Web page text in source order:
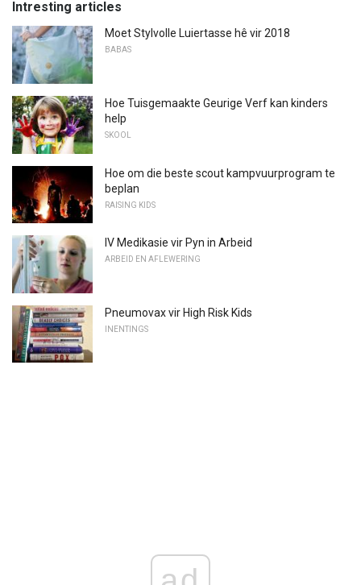
Intresting articles
Moet Stylvolle Luiertasse hê vir 2018
BABAS
Hoe Tuisgemaakte Geurige Verf kan kinders
help
SKOOL
Hoe om die beste scout kampvuurprogram te
beplan
RAISING KIDS
IV Medikasie vir Pyn in Arbeid
ARBEID EN AFLEWERING
Pneumovax vir High Risk Kids
INENTINGS